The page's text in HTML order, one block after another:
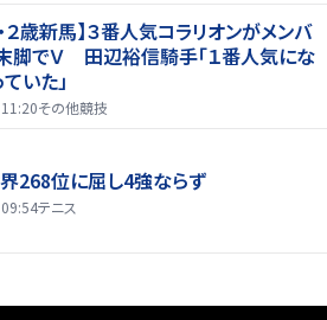
２歳新馬】３番人気コラリオンがメンバ
脚でＶ 田辺裕信騎手「１番人気にな
いた」
その他競技
268位に屈し4強ならず
テニス